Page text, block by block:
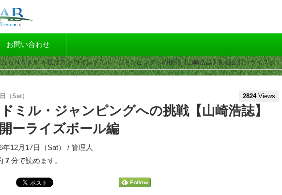
お問い合わせ
らＮＳＡＢ>投げ方> ウインドミル・ジャンピングへの挑戦【山崎浩誌】動画公開ーライズボ…
（Sat） 2824Views
ミル・ジャンピングへの挑戦【山崎浩誌】
ーライズボール編
年12月17日（Sat） / 管理人
7 分で読めます。